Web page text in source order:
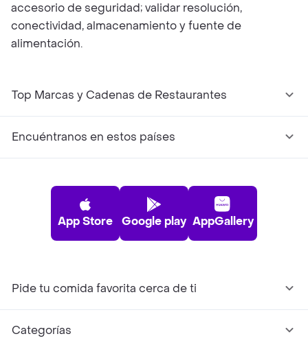
accesorio de seguridad; validar resolución,
conectividad, almacenamiento y fuente de
alimentación.
Top Marcas y Cadenas de Restaurantes
Encuéntranos en estos países
App Store Google play AppGallery
Pide tu comida favorita cerca de ti
Categorías